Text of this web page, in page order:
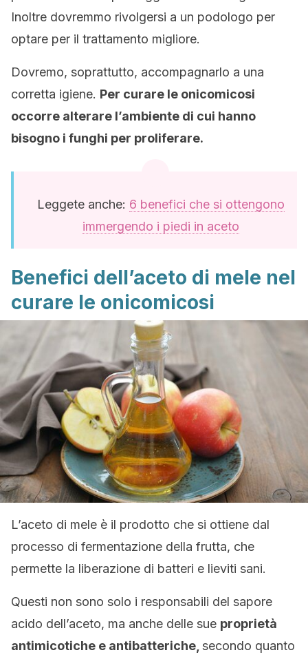
Inoltre dovremmo rivolgersi a un podologo per
optare per il trattamento migliore.
Dovremo, soprattutto, accompagnarlo a una
corretta igiene. Per curare le onicomicosi
occorre alterare l’ambiente di cui hanno
bisogno i funghi per proliferare.
Leggete anche: 6 benefici che si ottengono
immergendo i piedi in aceto
Benefici dell’aceto di mele nel
curare le onicomicosi
L’aceto di mele è il prodotto che si ottiene dal
processo di fermentazione della frutta, che
permette la liberazione di batteri e lieviti sani.
Questi non sono solo i responsabili del sapore
acido dell’aceto, ma anche delle sue proprietà
antimicotiche e antibatteriche, secondo quanto